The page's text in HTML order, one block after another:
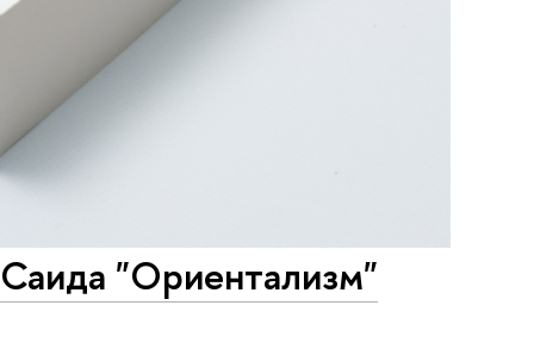
"Ориентализм"